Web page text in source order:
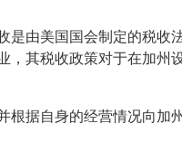
由美国国会制定的税收
，其税收政策对于在加州
根据自身的经营情况向加